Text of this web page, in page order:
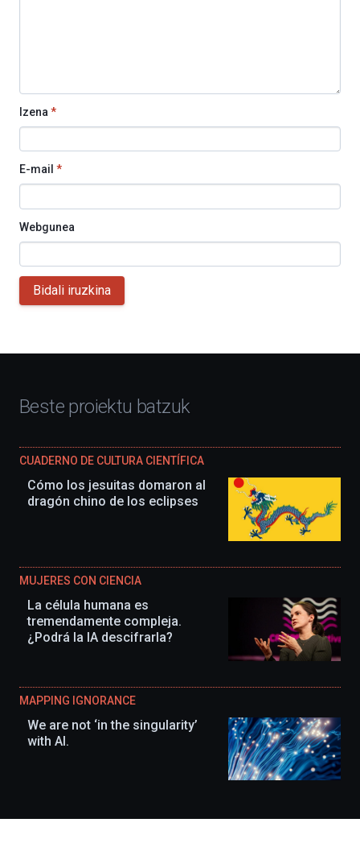
Izena *
E-mail *
Webgunea
Bidali iruzkina
Beste proiektu batzuk
CUADERNO DE CULTURA CIENTÍFICA
Cómo los jesuitas domaron al
dragón chino de los eclipses
MUJERES CON CIENCIA
La célula humana es
tremendamente compleja.
¿Podrá la IA descifrarla?
MAPPING IGNORANCE
We are not ‘in the singularity’
with AI.